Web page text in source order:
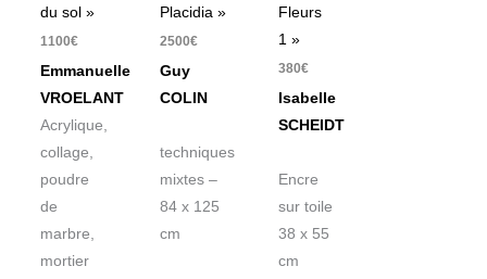
du sol »
1100€
Emmanuelle
VROELANT
Acrylique,
collage,
poudre
de
marbre,
mortier
Placidia »
2500€
Guy
COLIN
techniques
mixtes –
84 x 125
cm
Fleurs
1 »
380€
Isabelle
SCHEIDT
Encre
sur toile
38 x 55
cm